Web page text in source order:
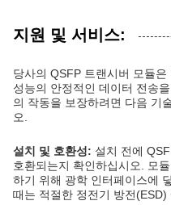
지원 및 서비스:
당사의 QSFP 트랜시버 모듈
성능의 안정적인 데이터 전송
의 작동을 보장하려면 다음 기
오.
설치 및 호환성: 설치 전에
호환되는지 확인하십시오. 모
하기 위해 광학 인터페이스에
때는 적절한 정전기 방전(ESD)